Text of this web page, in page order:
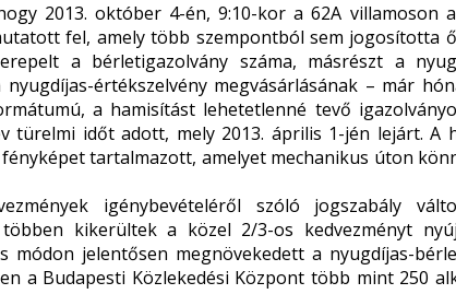
2013. október 4-én, 9:10-kor a 62A villamoson
fel, amely több szempontból sem jogosította
a bérletigazolvány száma, másrészt a
értékszelvény megvásárlásának – már
a hamisítást lehetetlenné tevő
türelmi időt adott, mely 2013. április 1-jén lejárt. A
tartalmazott, amelyet mechanikus úton
igénybevételéről szóló jogszabály
kikerültek a közel 2/3-os kedvezményt
módon jelentősen megnövekedett a nyugdíjas-
a Budapesti Közlekedési Központ több mint 250